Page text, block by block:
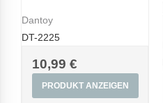
Dantoy
DT-2225
10,99 €
PRODUKT ANZEIGEN